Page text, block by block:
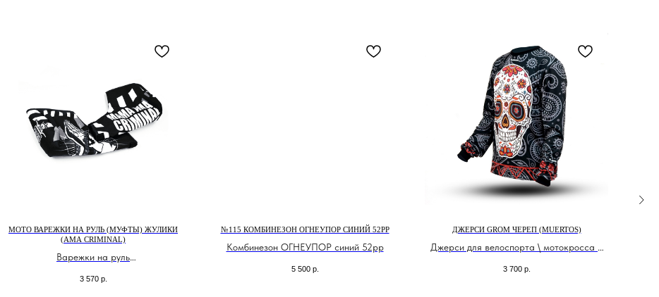
МОТО ВАРЕЖКИ НА РУЛЬ (МУФТЫ) ЖУЛИКИ
(AMA CRIMINAL)
Варежки на руль
Защита от ветра и холода.
3 570 р.
№115 КОМБИНЕЗОН ОГНЕУПОР СИНИЙ 52РР
Комбинезон ОГНЕУПОР синий 52рр
5 500 р.
ДЖЕРСИ GROM ЧЕРЕП (MUERTOS)
Джерси для велоспорта \ мотокросса и
3 700 р.